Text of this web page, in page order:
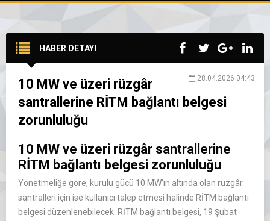
HABER DETAYI
28.04.2026 04:43
10 MW ve üzeri rüzgâr
santrallerine RİTM bağlantı belgesi
zorunluluğu
10 MW ve üzeri rüzgâr santrallerine
RİTM bağlantı belgesi zorunluluğu
Yönetmeliğe göre, kurulu gücü 10 MW’ın altında olan rüzgâr
santralleri için ise kullanıcı talep etmesi halinde RİTM bağlantı
belgesi düzenlenebilecek. RİTM bağlantı belgesi, 19 Şubat